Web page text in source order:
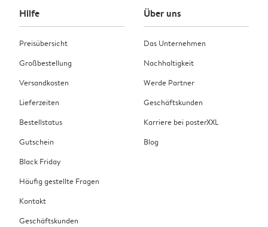
Hilfe
Preisübersicht
Großbestellung
Versandkosten
Lieferzeiten
Bestellstatus
Gutschein
Black Friday
Häufig gestellte Fragen
Kontakt
Geschäftskunden
Über uns
Das Unternehmen
Nachhaltigkeit
Werde Partner
Geschäftskunden
Karriere bei posterXXL
Blog